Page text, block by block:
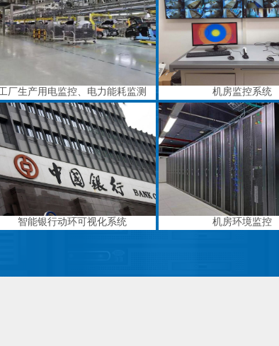
厂生产用电监控、电力能耗监测 机房监控系统
智能银行动环可视化系统 机房环境监控